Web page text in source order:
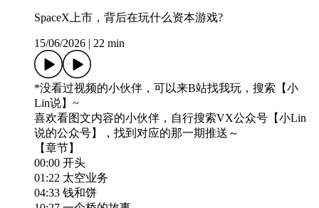
SpaceX上市，背后在玩什么资本游戏?
15/06/2026 | 22 min
*没看过视频的小伙伴，可以来B站找我玩，搜索【小
Lin说】~
喜欢看图文内容的小伙伴，自行搜索VX公众号【小Lin
说的公众号】，找到对应的那一期推送～
【章节】
00:00 开头
01:22 太空业务
04:33 钱和饼